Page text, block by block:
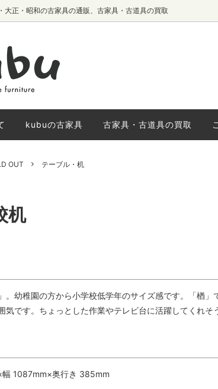
正・昭和の古家具の通販、古家具・古道具の買取
机
kubuの古家具 古家具・古道具の買取
OUT テーブル・机
机
。幼稚園の方から小学校低学年のサイズ感です。「楢
気です。ちょっとした作業やテレビ台に活躍してくれ
幅 1087mm×奥行き 385mm